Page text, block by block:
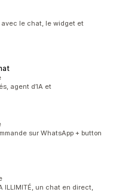
avec le chat, le widget et
agent d’IA et
sur WhatsApp + button
ILLIMITÉ, un chat en direct,